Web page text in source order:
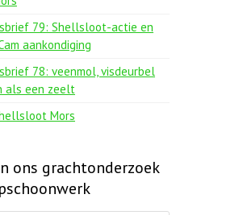
79: Shellsloot-actie en
aankondiging
78: veenmol, visdeurbel
als een zeelt
Mors
ons grachtonderzoek